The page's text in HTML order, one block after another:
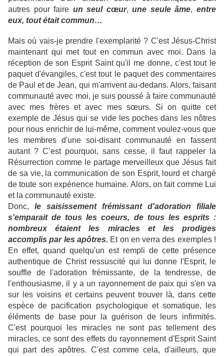
autres pour faire un seul cœur,une seule âme,entre
eux, tout était commun…
Mais où vais-je prendre l'exemplarité ? C'est Jésus-Christ
maintenant qui met tout en commun avec moi. Dans la
réception de son Esprit Saint qu'il me donne, c'est tout le
paquet d'évangiles, c'est tout le paquet des commentaires
de Paul et de Jean, qui m'arrivent au-dedans. Alors, faisant
communauté avec moi, je suis poussé à faire communauté
avec mes frères et avec mes sœurs. Si on quitte cet
exemple de Jésus qui se vide les poches dans les nôtres
pour nous enrichir de lui-même, comment voulez-vous que
les membres d'une soi-disant communauté en fassent
autant ? C’est pourquoi, sans cesse, il faut rappeler
la
Résurrection comme le partage merveilleux que Jésus fait
de sa vie, la communication de son Esprit, lourd et chargé
de toute son expérience humaine. Alors, on fait comme Lui
et la communauté existe.
Donc, le saisissement frémissant d'adoration filiale
s'emparait de tous les coeurs, de tous les esprits :
nombreux étaient les miracles et les prodiges
accomplis par les apôtres. Et on en verra des exemples !
En effet, quand quelqu'un est rempli de cette présence
authentique de Christ ressuscité qui lui donne l'Esprit, le
souffle de l'adoration frémissante, de la tendresse, de
l'enthousiasme, il y a un rayonnement de paix qui s'en va
sur les voisins et certains peuvent trouver là, dans cette
espèce de pacification psychologique et somatique, les
éléments de base pour la guérison de leurs infirmités.
C'est pourquoi les miracles ne sont pas tellement des
miracles, ce sont des effets du rayonnement d'Esprit Saint
qui part des apôtres. C'est comme cela, d'ailleurs, que